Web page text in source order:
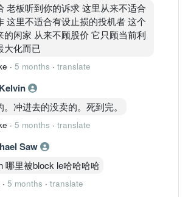
老板听到你的诉求 这里从来不适合
这里不适合有设止损的投机者 这个
的闲家 从来不顾股价 它只顾当前利
大化而已
· 5 months · translate
。冲进去的没卖的。死到完。
· 5 months · translate
Saw
哪里被block le哈哈哈哈
· 5 months · translate